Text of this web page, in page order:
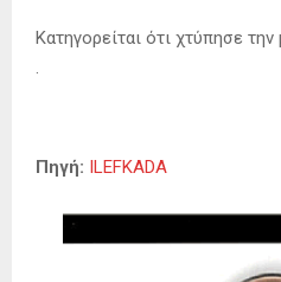
Kατηγορείται ότι χτύπησε
Πηγή: ILEFKADA